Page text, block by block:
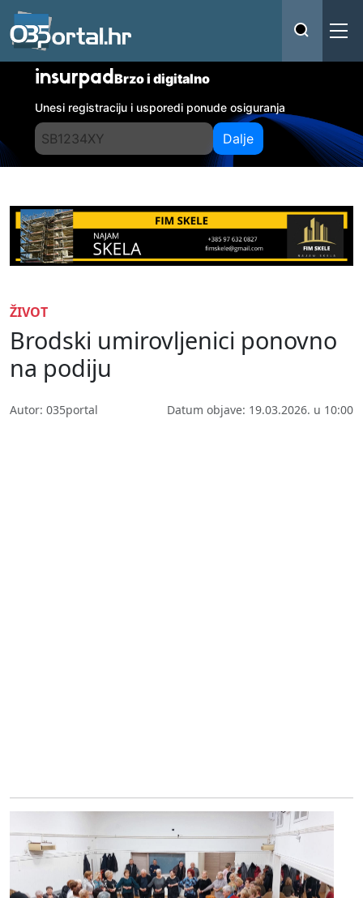
insurpadBrzo i digitalno
Unesi registraciju i usporedi ponude osiguranja
Dalje
ŽIVOT
Brodski umirovljenici ponovno
na podiju
Autor: 035portal Datum objave: 19.03.2026. u 10:00